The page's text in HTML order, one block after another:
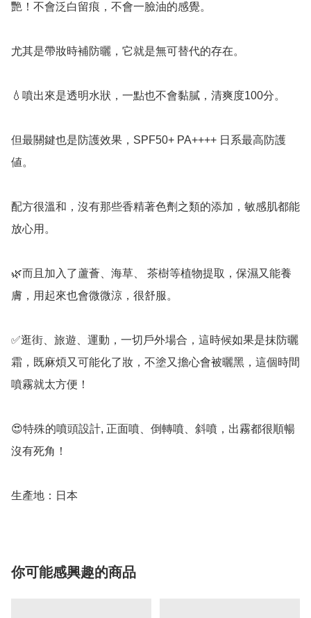
艷！不會泛白留痕，不會一臉油的感覺。
尤其是帶妝時補防曬，它就是無可替代的存在。
💧噴出來是透明水狀，一點也不會黏膩，清爽度100分。
但最關鍵也是防護效果，SPF50+ PA++++ 日系最高防護
値。
配方很溫和，沒有那些香精著色劑之類的添加，敏感肌都能
放心用。
🌿而且加入了蘆薈、海草、 茶樹等植物提取，保濕又能養
膚，用起來也會微微涼，很舒服。
✅️逛街、旅遊、運動，一切戶外場合，這時候如果是抹防曬
霜，既麻煩又可能化了妝，不塗又擔心會被曬黑，這個時間
噴霧就太方便！
😍特殊的噴頭設計, 正面噴、倒轉噴、斜噴，出霧都很順暢
沒有死角！
生產地：日本
你可能感興趣的商品